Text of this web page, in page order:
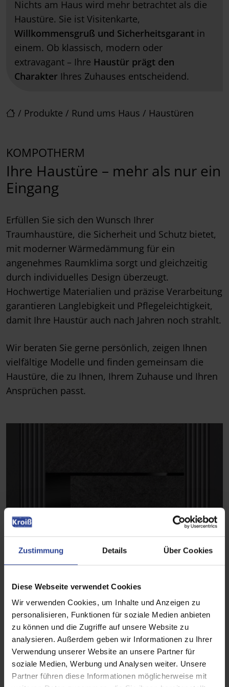
Zustimmung Details Über Cookies
Diese Webseite verwendet Cookies
Wir verwenden Cookies, um Inhalte und Anzeigen zu
personalisieren, Funktionen für soziale Medien anbieten
zu können und die Zugriffe auf unsere Website zu
analysieren. Außerdem geben wir Informationen zu Ihrer
Verwendung unserer Website an unsere Partner für
soziale Medien, Werbung und Analysen weiter. Unsere
Partner führen diese Informationen möglicherweise mit
/ Produkte / Rund ums Haus / Haustüren
Nichts am Haus wird mehr betrachtet als die
Haustüre. Sie ist Visitenkarte,
Willkommensgruß und Sicherheitsgarant in
einem. Ob klassisch, modern oder
extravagant – Ihre Haustür prägt den
Charakter Ihres Zuhauses entscheidend.
KOMPOTHERM
Ihre Haustüre – mehr als nur ein
Eingang
Erfüllen Sie sich den Wunsch Ihrer
Traumhaustüre, die Sicherheit und Schutz bietet,
mit moderner Wärmedämmung für ein
angenehmes Raumklima sorgt und gleichzeitig
durch individuelles Design überzeugt.
Hochwertige Materialien und präzise Verarbeitung
garantieren Langlebigkeit und Pflegeleichtigkeit,
damit Ihre Haustür auch nach Jahren noch strahlt.
Wir beraten Sie gerne persönlich, zeigen Ihnen
vielfältige Modelle und finden gemeinsam die
Haustüre, die zu Ihnen, Ihrem Zuhause und Ihren
Ansprüchen passt.